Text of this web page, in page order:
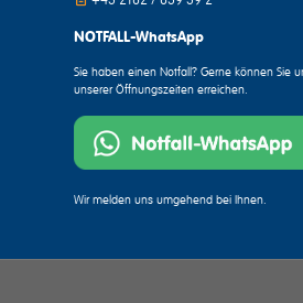
NOTFALL-WhatsApp
Sie haben einen Notfall? Gerne können Sie
unserer Öffnungszeiten erreichen.
Wir melden uns umgehend bei Ihnen.